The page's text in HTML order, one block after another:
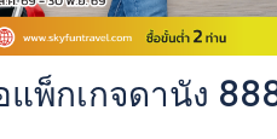
พ็กเกจดานัง